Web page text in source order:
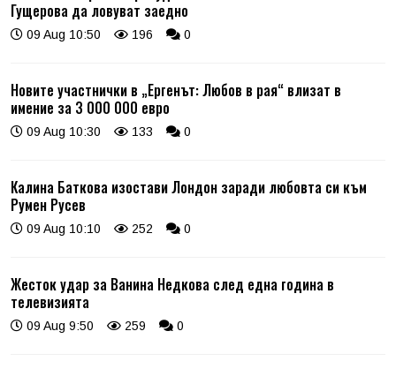
Гущерова да ловуват заедно
09 Aug 10:50 196 0
Новите участнички в „Ергенът: Любов в рая“ влизат в
имение за 3 000 000 евро
09 Aug 10:30 133 0
Калина Баткова изостави Лондон заради любовта си към
Румен Русев
09 Aug 10:10 252 0
Жесток удар за Ванина Недкова след една година в
телевизията
09 Aug 9:50 259 0